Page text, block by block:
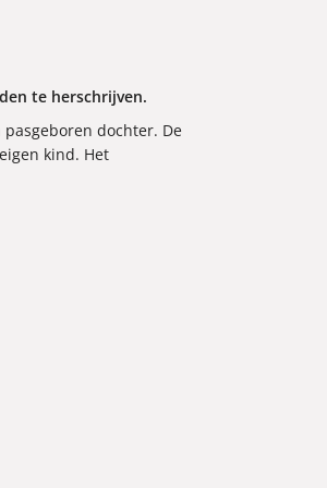
te herschrijven.
dochter. De
kind. Het